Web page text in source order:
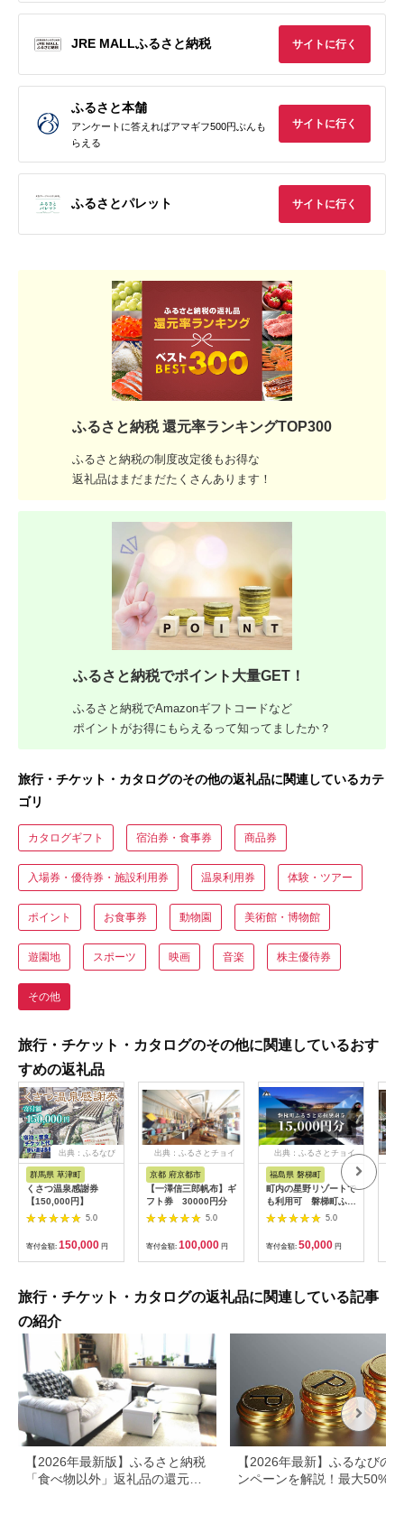
JRE MALLふるさと納税 サイトに行く
ふるさと本舗
アンケートに答えればアマギフ500円ぶんも
らえる
サイトに行く
ふるさとパレット サイトに行く
ふるさと納税 還元率ランキングTOP300
ふるさと納税の制度改定後もお得な
返礼品はまだまだたくさんあります！
ふるさと納税でポイント大量GET！
ふるさと納税でAmazonギフトコードなど
ポイントがお得にもらえるって知ってましたか？
旅行・チケット・カタログのその他の返礼品に関連しているカテ
ゴリ
カタログギフト 宿泊券・食事券 商品券
入場券・優待券・施設利用券 温泉利用券 体験・ツアー
ポイント お食事券 動物園 美術館・博物館
遊園地 スポーツ 映画 音楽 株主優待券
その他
旅行・チケット・カタログのその他に関連しているおす
すめの返礼品
出典：ふるなび
群馬県 草津町
くさつ温泉感謝券
【150,000円】
5.0
寄付金額: 150,000 円
出典：ふるさとチョイ
ス
京都 府京都市
【一澤信三郎帆布】ギ
フト券 30000円分
5.0
寄付金額: 100,000 円
出典：ふるさとチョイ
福島県 磐梯町
町内の星野リゾートで
も利用可 磐梯町ふる
さと応援感謝券
（15,000円分）
5.0
寄付金額: 50,000 円
旅行・チケット・カタログの返礼品に関連している記事
の紹介
【2026年最新版】ふるさと納税
「食べ物以外」返礼品の還元率
【2026年最新】ふるなびの
ンペーンを解説！最大50%還